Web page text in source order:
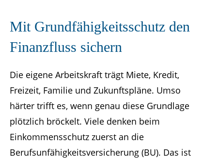
Mit Grundfähigkeits­schutz den
Finanzfluss sichern
Die eigene Arbeitskraft trägt Miete, Kredit,
Freizeit, Familie und Zukunftspläne. Umso
härter trifft es, wenn genau diese Grundlage
plötzlich bröckelt. Viele denken beim
Einkommensschutz zuerst an die
Berufsunfähigkeitsversicherung (BU). Das ist